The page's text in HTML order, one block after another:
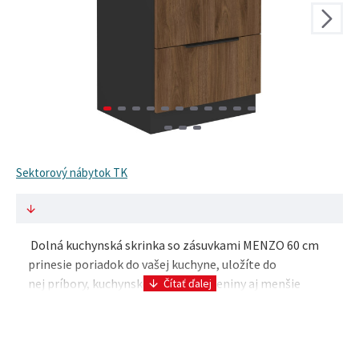
Sektorový nábytok TK
Dolná kuchynská skrinka so zásuvkami MENZO 60 cm
prinesie poriadok do vašej kuchyne, uložíte do
nej príbory, kuchynské náradie, koreniny aj menšie